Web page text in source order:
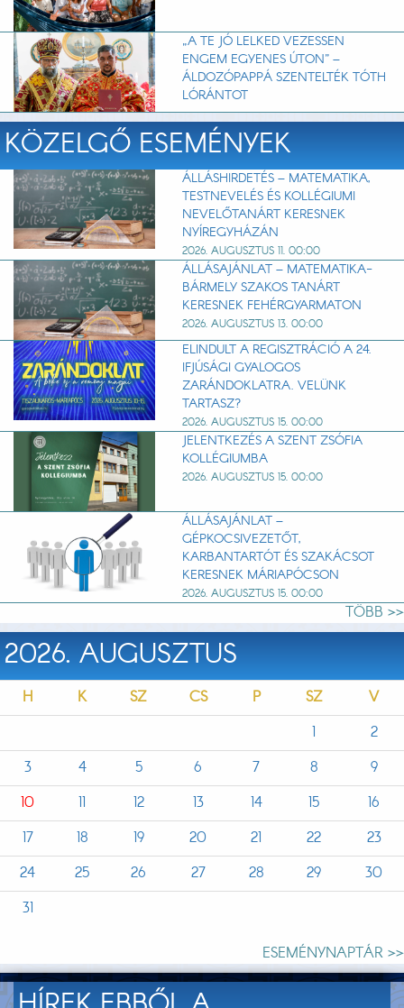
„A TE JÓ LELKED VEZESSEN
ENGEM EGYENES ÚTON” –
ÁLDOZÓPAPPÁ SZENTELTÉK TÓTH
LÓRÁNTOT
KÖZELGŐ ESEMÉNYEK
ÁLLÁSHIRDETÉS – MATEMATIKA,
TESTNEVELÉS ÉS KOLLÉGIUMI
NEVELŐTANÁRT KERESNEK
NYÍREGYHÁZÁN
2026. AUGUSZTUS 11. 00:00
ÁLLÁSAJÁNLAT – MATEMATIKA-
BÁRMELY SZAKOS TANÁRT
KERESNEK FEHÉRGYARMATON
2026. AUGUSZTUS 13. 00:00
ELINDULT A REGISZTRÁCIÓ A 24.
IFJÚSÁGI GYALOGOS
ZARÁNDOKLATRA. VELÜNK
TARTASZ?
2026. AUGUSZTUS 15. 00:00
JELENTKEZÉS A SZENT ZSÓFIA
KOLLÉGIUMBA
2026. AUGUSZTUS 15. 00:00
ÁLLÁSAJÁNLAT –
GÉPKOCSIVEZETŐT,
KARBANTARTÓT ÉS SZAKÁCSOT
KERESNEK MÁRIAPÓCSON
2026. AUGUSZTUS 15. 00:00
TÖBB >>
2026. AUGUSZTUS
H K SZ CS P SZ
V
1
2
3
4 5 6 7 8
9
10
11 12 13 14 15
16
17
18 19 20 21 22
23
24
25 26 27 28 29
30
31
ESEMÉNYNAPTÁR >>